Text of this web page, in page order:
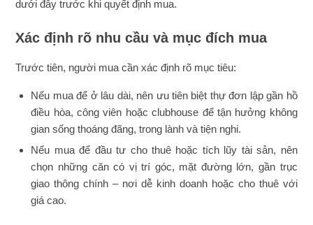
dưới đây trước khi quyết định mua.
Xác định rõ nhu cầu và mục đích mua
Trước tiên, người mua cần xác định rõ mục tiêu:
Nếu mua để ở lâu dài, nên ưu tiên biệt thự đơn lập gần hồ
điều hòa, công viên hoặc clubhouse để tận hưởng không
gian sống thoáng đãng, trong lành và tiện nghi.
Nếu mua để đầu tư cho thuê hoặc tích lũy tài sản, nên
chọn những căn có vị trí góc, mặt đường lớn, gần trục
giao thông chính – nơi dễ kinh doanh hoặc cho thuê với
giá cao.